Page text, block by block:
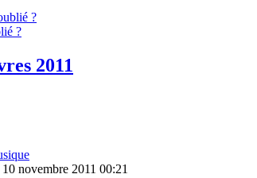
?
?
2011
novembre 2011 00:21